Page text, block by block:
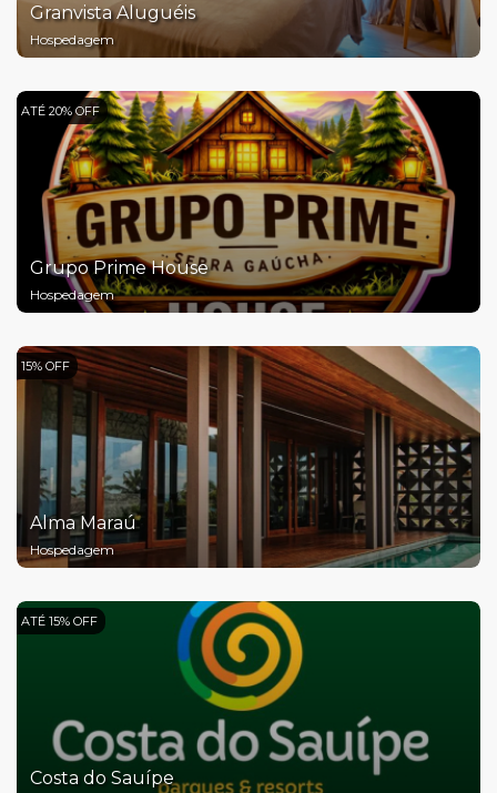
Granvista Aluguéis
Hospedagem
ATÉ 20% OFF
Grupo Prime House
Hospedagem
15% OFF
Alma Maraú
Hospedagem
ATÉ 15% OFF
Costa do Sauípe